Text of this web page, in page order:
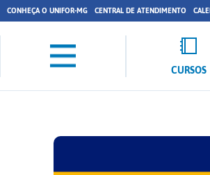
CONHEÇA O UNIFOR-MG CENTRAL DE ATENDIMENTO
CURSOS